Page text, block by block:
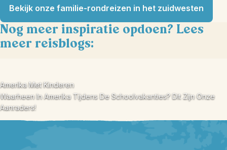
Bekijk onze familie-rondreizen in het zuidwesten
Nog meer inspiratie opdoen? Lees
meer reisblogs:
Amerika Met Kinderen
Waarheen In Amerika Tijdens De Schoolvakanties? Dit Zijn Onze
Aanraders!